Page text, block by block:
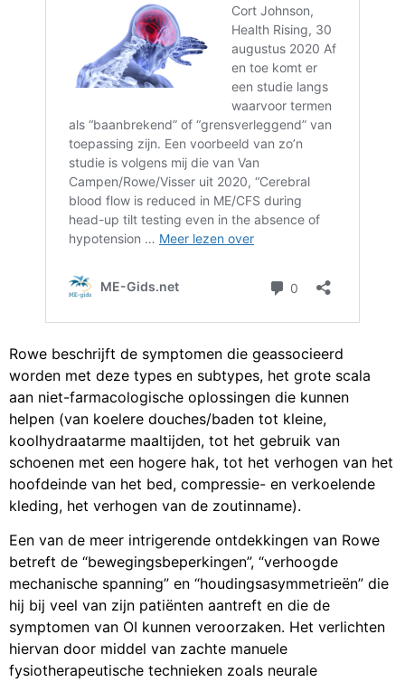
Rowe beschrijft de symptomen die geassocieerd
worden met deze types en subtypes, het grote scala
aan niet-farmacologische oplossingen die kunnen
helpen (van koelere douches/baden tot kleine,
koolhydraatarme maaltijden, tot het gebruik van
schoenen met een hogere hak, tot het verhogen van het
hoofdeinde van het bed, compressie- en verkoelende
kleding, het verhogen van de zoutinname).
Een van de meer intrigerende ontdekkingen van Rowe
betreft de “bewegingsbeperkingen”, “verhoogde
mechanische spanning” en “houdingsasymmetrieën” die
hij bij veel van zijn patiënten aantreft en die de
symptomen van OI kunnen veroorzaken. Het verlichten
hiervan door middel van zachte manuele
fysiotherapeutische technieken zoals neurale